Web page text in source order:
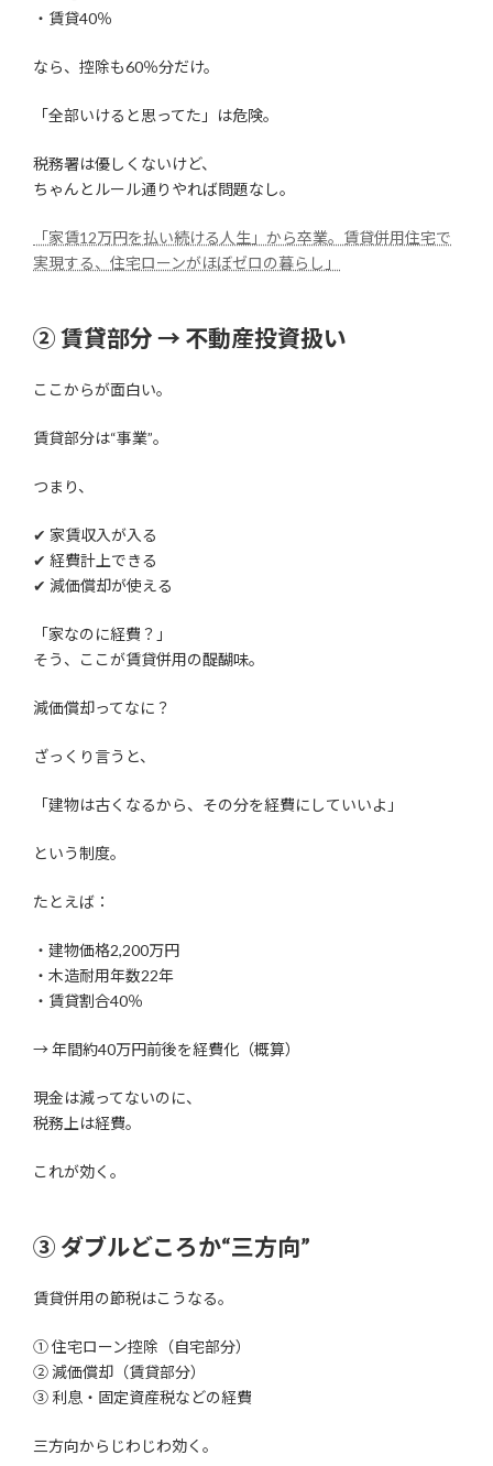
・賃貸40％
なら、控除も60％分だけ。
「全部いけると思ってた」は危険。
税務署は優しくないけど、
ちゃんとルール通りやれば問題なし。
「家賃12万円を払い続ける人生」から卒業。賃貸併用住宅で
実現する、住宅ローンがほぼゼロの暮らし」
② 賃貸部分 → 不動産投資扱い
ここからが面白い。
賃貸部分は“事業”。
つまり、
✔ 家賃収入が入る
✔ 経費計上できる
✔ 減価償却が使える
「家なのに経費？」
そう、ここが賃貸併用の醍醐味。
減価償却ってなに？
ざっくり言うと、
「建物は古くなるから、その分を経費にしていいよ」
という制度。
たとえば：
・建物価格2,200万円
・木造耐用年数22年
・賃貸割合40％
→ 年間約40万円前後を経費化（概算）
現金は減ってないのに、
税務上は経費。
これが効く。
③ ダブルどころか“三方向”
賃貸併用の節税はこうなる。
① 住宅ローン控除（自宅部分）
② 減価償却（賃貸部分）
③ 利息・固定資産税などの経費
三方向からじわじわ効く。